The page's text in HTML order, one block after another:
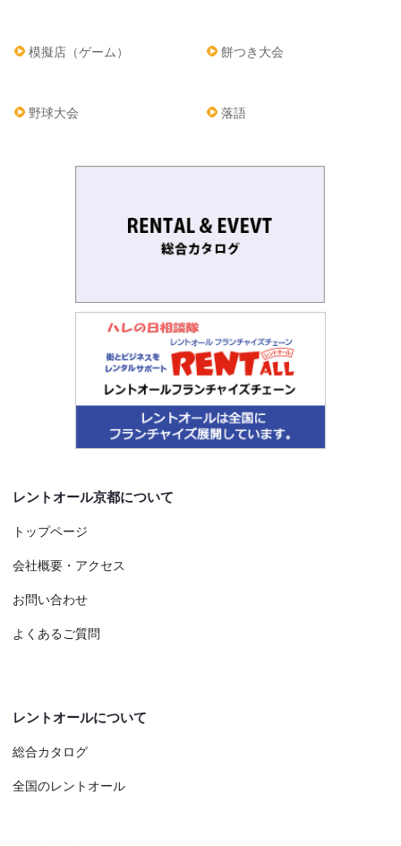
模擬店（ゲーム） 餅つき大会
野球大会 落語
レントオール京都について
トップページ
会社概要・アクセス
お問い合わせ
よくあるご質問
レントオールについて
総合カタログ
全国のレントオール